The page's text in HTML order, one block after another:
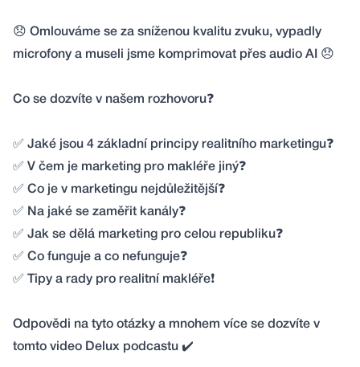
😞 Omlouváme se za sníženou kvalitu zvuku, vypadly
microfony a museli jsme komprimovat přes audio AI 😞
Co se dozvíte v našem rozhovoru❓
✅ Jaké jsou 4 základní principy realitního marketingu❓
✅ V čem je marketing pro makléře jiný❓
✅ Co je v marketingu nejdůležitější❓
✅ Na jaké se zaměřit kanály❓
✅ Jak se dělá marketing pro celou republiku❓
✅ Co funguje a co nefunguje❓
✅ Tipy a rady pro realitní makléře❗️
Odpovědi na tyto otázky a mnohem více se dozvíte v
tomto video Delux podcastu ✔️